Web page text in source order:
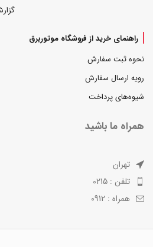
راهنمای خرید از فروشگاه موتوربرق
نحوه ثبت سفارش
رویه ارسال سفارش
شیوه‌های پرداخت
همراه ما باشید
تهران
تلفن : 0215
همراه : 0912